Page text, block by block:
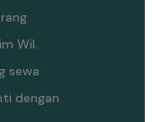
Wil.
sewa
dengan